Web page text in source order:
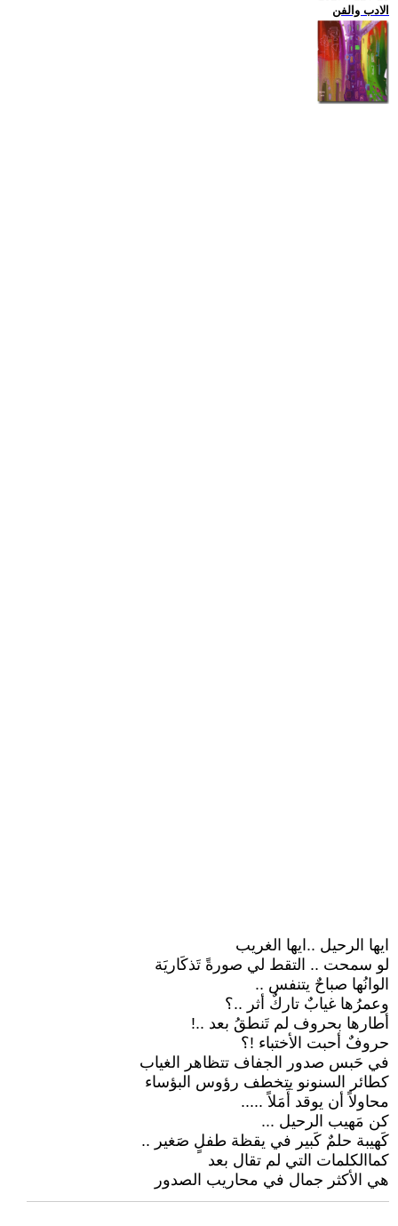
الادب والفن
ايها الرحيل ..ايها الغريب
لو سمحت .. التقط لي صورةً تَذكَاريَة
الوانُها صباحٌ يتنفس ..
وعمرُها غيابٌ تاركٌ أثر ..؟
أطارها بحروف لم تَنطقُ بعد ..!
حروفٌ أحبت الأختباء !؟
في حَبس صدور الجفاف تتظاهر الغياب
كطائر السنونو يتخطف رؤوس البؤساء
محاولاً أن يوقد أَمَلاً .....
كن مَهيب الرحيل ...
كَهيبة حلمٌ كَبير في يقظة طفلٍ صَغير ..
كماالكلمات التي لم تقال بعد
هي الأكثر جمال في محاريب الصدور